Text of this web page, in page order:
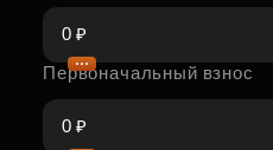
Первоначальный взнос